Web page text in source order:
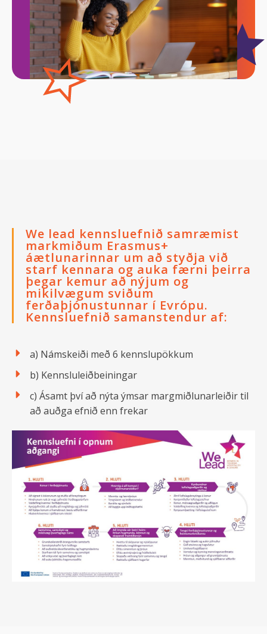
We lead kennsluefnið samræmist
markmiðum Erasmus+
áætlunarinnar um að styðja við
starf kennara og auka færni þeirra
þegar kemur að nýjum og
mikilvægum sviðum
ferðaþjónustunnar í Evrópu.
Kennsluefnið samanstendur af:
a) Námskeiði með 6 kennslupökkum
b) Kennsluleiðbeiningar
c) Ásamt því að nýta ýmsar margmiðlunarleiðir til
að auðga efnið enn frekar